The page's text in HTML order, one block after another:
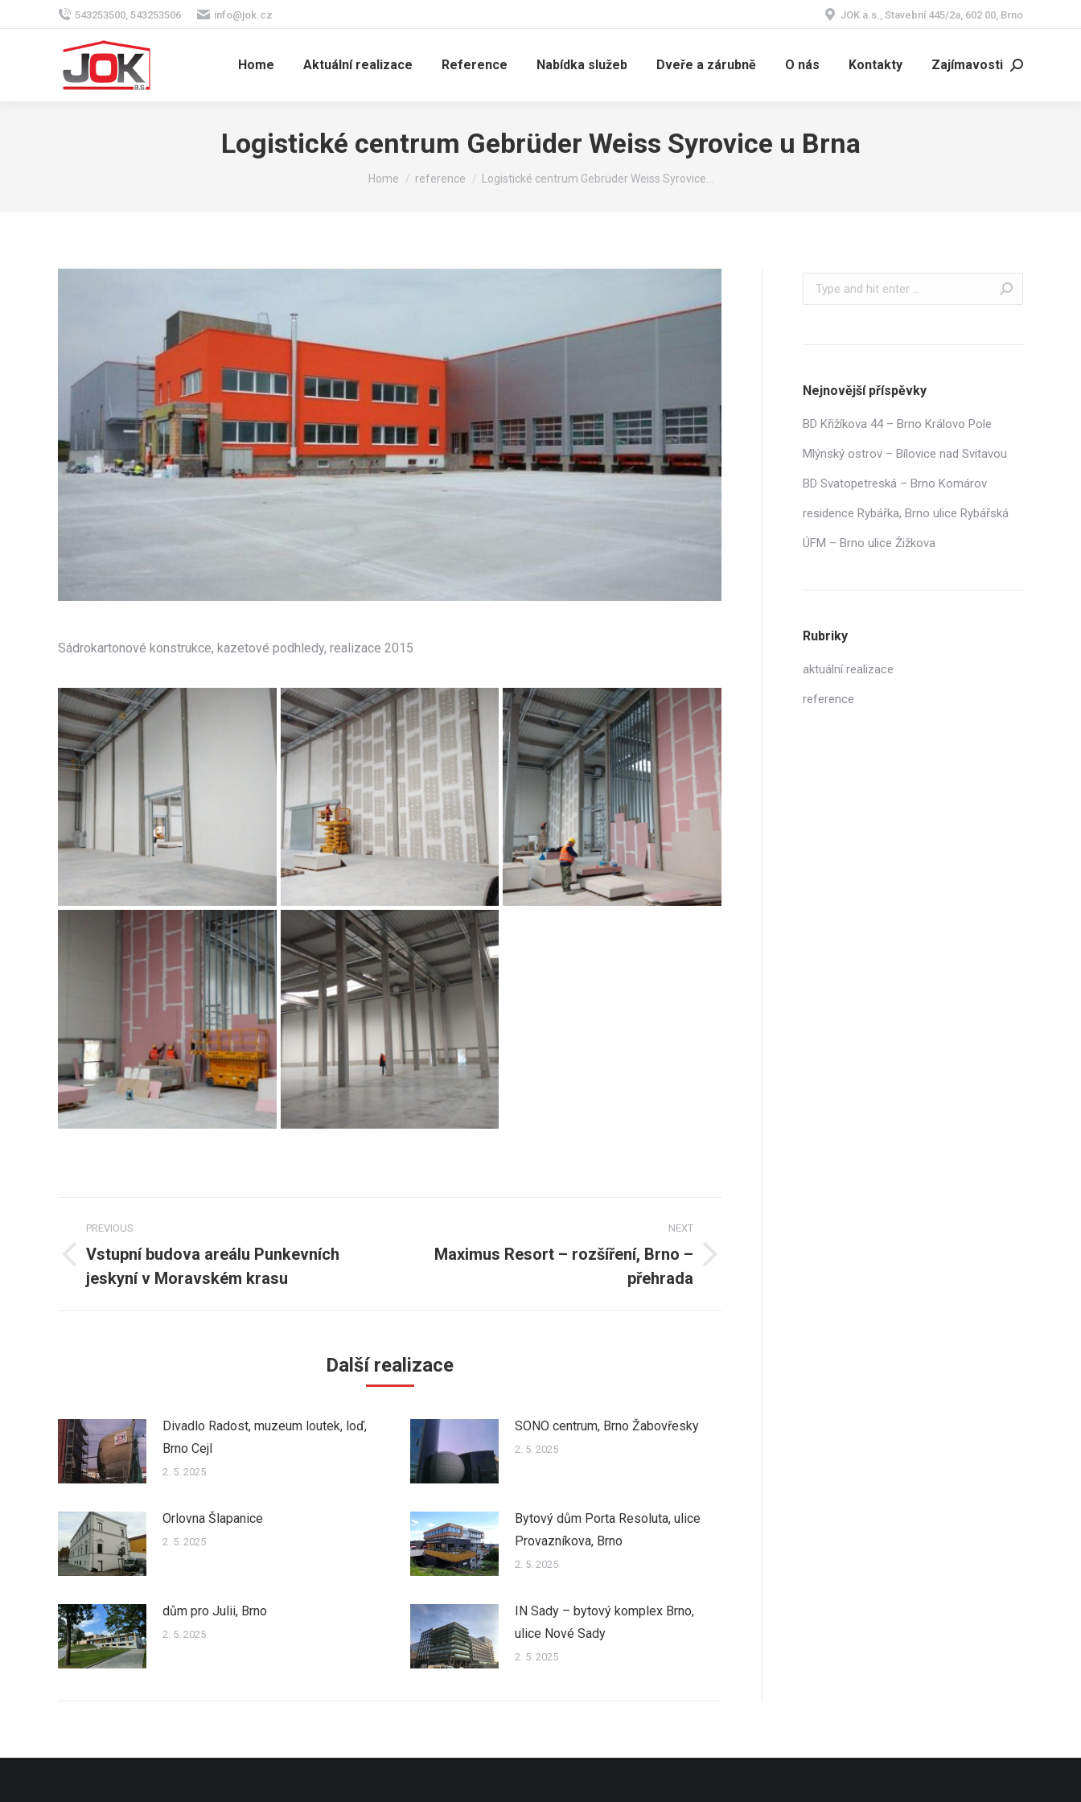
543253500, 543253506 info@jok.cz JOK a.s., Stavební 445/2a, 602 00, Brno
Home Aktuální realizace Reference Nabídka služeb Dveře a zárubně O nás Kontakty Zajímavosti Search:
Logistické centrum Gebrüder Weiss Syrovice u Brna
You are here:
Home reference Logistické centrum Gebrüder Weiss Syrovice…
Sádrokartonové konstrukce, kazetové podhledy, realizace 2015
navigation
PREVIOUS
Previous
post:
Vstupní budova areálu Punkevních
jeskyní v Moravském krasu
NEXT
Next
Maximus Resort – rozšíření, Brno –
přehrada
Další realizace
Divadlo Radost, muzeum loutek, loď,
Brno Cejl
2. 5. 2025
SONO centrum, Brno Žabovřesky
2. 5. 2025
Orlovna Šlapanice
2. 5. 2025
Bytový dům Porta Resoluta, ulice
Provazníkova, Brno
2. 5. 2025
dům pro Julii, Brno
2. 5. 2025
IN Sady – bytový komplex Brno,
ulice Nové Sady
2. 5. 2025
Search:
Nejnovější příspěvky
BD Křižíkova 44 – Brno Královo Pole
Mlýnský ostrov – Bílovice nad Svitavou
BD Svatopetreská – Brno Komárov
residence Rybářka, Brno ulice Rybářská
ÚFM – Brno ulice Žižkova
Rubriky
aktuální realizace
reference